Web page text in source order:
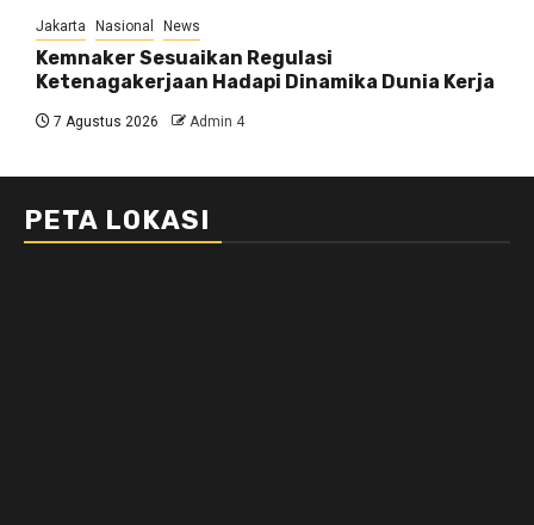
Jakarta Nasional News
Kemnaker Sesuaikan Regulasi
Ketenagakerjaan Hadapi Dinamika Dunia Kerja
7 Agustus 2026 Admin 4
PETA LOKASI